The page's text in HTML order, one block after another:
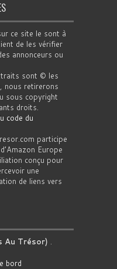
ce site le sont à
de les vérifier
annonceurs ou
sont © les
nous retirerons
sous copyright
droits.
code du
participe
Europe
conçu pour
une
de liens vers
Au Trésor) .
bord